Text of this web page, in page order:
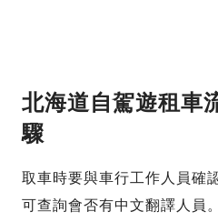
北海道自駕遊租車
驟
取車時要與車行工作人員確
可查詢會否有中文翻譯人員。